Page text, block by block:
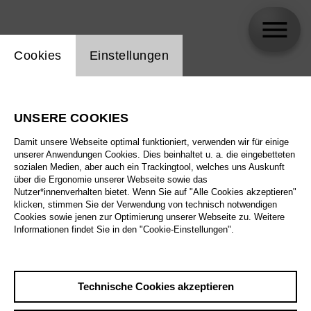
Seite in Leichter Sprache
Einstellung Website Cookie
Cookies Einstellungen
UNSERE COOKIES
Damit unsere Webseite optimal funktioniert, verwenden wir für einige
unserer Anwendungen Cookies. Dies beinhaltet u. a. die eingebetteten
sozialen Medien, aber auch ein Trackingtool, welches uns Auskunft
über die Ergonomie unserer Webseite sowie das
Nutzer*innenverhalten bietet. Wenn Sie auf "Alle Cookies akzeptieren"
klicken, stimmen Sie der Verwendung von technisch notwendigen
Cookies sowie jenen zur Optimierung unserer Webseite zu. Weitere
Informationen findet Sie in den "Cookie-Einstellungen".
Technische Cookies akzeptieren